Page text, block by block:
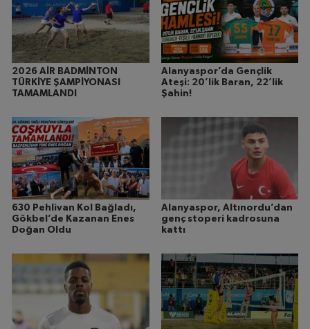
2026 AİR BADMİNTON
TÜRKİYE ŞAMPİYONASI
TAMAMLANDI
Alanyaspor’da Gençlik
Ateşi: 20’lik Baran, 22’lik
Şahin!
630 Pehlivan Kol Bağladı,
Gökbel’de Kazanan Enes
Doğan Oldu
Alanyaspor, Altınordu’dan
genç stoperi kadrosuna
kattı